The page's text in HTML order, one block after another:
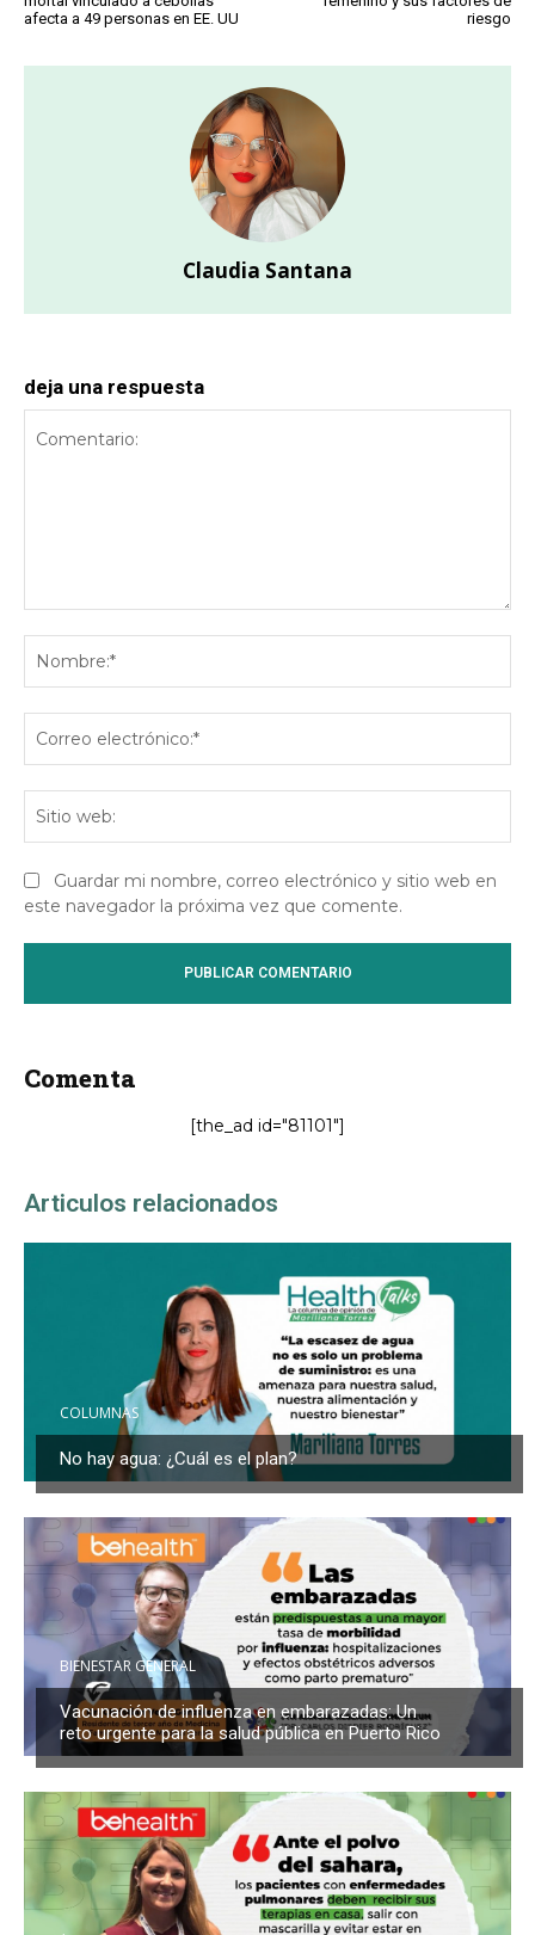
afecta a 49 personas en EE. UU
riesgo
Claudia Santana
deja una respuesta
Guardar mi nombre, correo electrónico y sitio web en
este navegador la próxima vez que comente.
Comenta
[the_ad id="81101"]
Articulos relacionados
COLUMNAS
No hay agua: ¿Cuál es el plan?
BIENESTAR GENERAL
Vacunación de influenza en embarazadas: Un
reto urgente para la salud pública en Puerto Rico